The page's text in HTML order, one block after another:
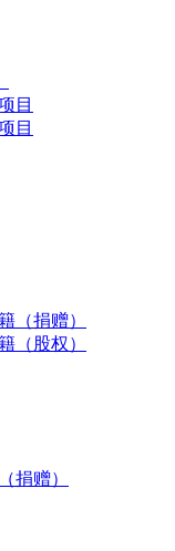
目
目
（捐赠）
（股权）
捐赠）